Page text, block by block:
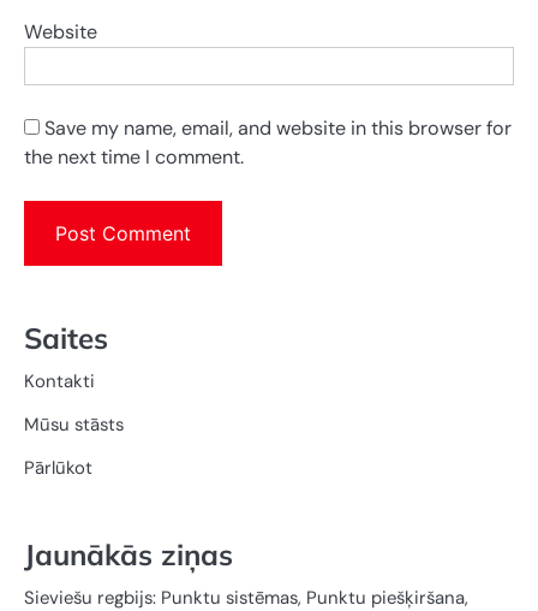
Website
Save my name, email, and website in this browser for
the next time I comment.
Saites
Kontakti
Mūsu stāsts
Pārlūkot
Jaunākās ziņas
Sieviešu regbijs: Punktu sistēmas, Punktu piešķiršana,